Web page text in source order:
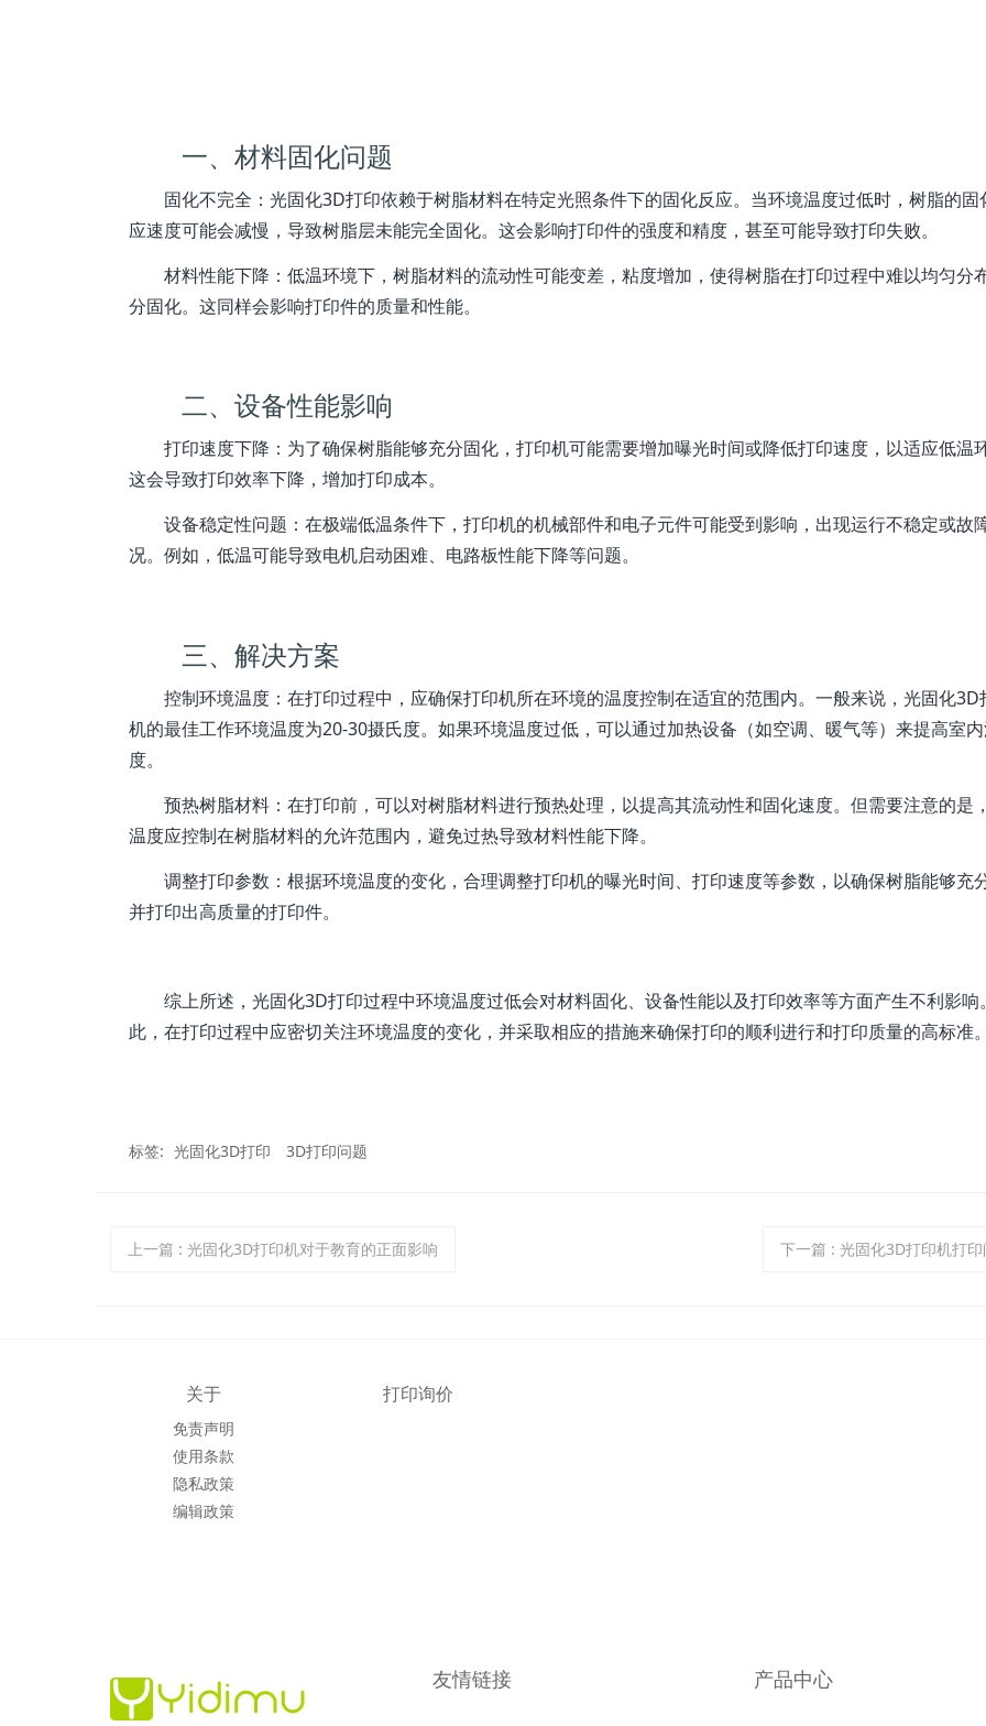
一、材料固化问题
固化不完全：光固化3D打印依赖于树脂材料在特定光照条件下的固化反应。当环境温度过低时，树脂的固
应速度可能会减慢，导致树脂层未能完全固化。这会影响打印件的强度和精度，甚至可能导致打印失败。
材料性能下降：低温环境下，树脂材料的流动性可能变差，粘度增加，使得树脂在打印过程中难以均匀分
分固化。这同样会影响打印件的质量和性能。
二、设备性能影响
打印速度下降：为了确保树脂能够充分固化，打印机可能需要增加曝光时间或降低打印速度，以适应低温
这会导致打印效率下降，增加打印成本。
设备稳定性问题：在极端低温条件下，打印机的机械部件和电子元件可能受到影响，出现运行不稳定或故
况。例如，低温可能导致电机启动困难、电路板性能下降等问题。
三、解决方案
控制环境温度：在打印过程中，应确保打印机所在环境的温度控制在适宜的范围内。一般来说，光固化3D
机的最佳工作环境温度为20-30摄氏度。如果环境温度过低，可以通过加热设备（如空调、暖气等）来提高室
度。
预热树脂材料：在打印前，可以对树脂材料进行预热处理，以提高其流动性和固化速度。但需要注意的是
温度应控制在树脂材料的允许范围内，避免过热导致材料性能下降。
调整打印参数：根据环境温度的变化，合理调整打印机的曝光时间、打印速度等参数，以确保树脂能够充
并打印出高质量的打印件。
综上所述，光固化3D打印过程中环境温度过低会对材料固化、设备性能以及打印效率等方面产生不利影响
此，在打印过程中应密切关注环境温度的变化，并采取相应的措施来确保打印的顺利进行和打印质量的高标准
标签: 光固化3D打印 3D打印问题
上一篇 : 光固化3D打印机对于教育的正面影响 下一篇 : 光固化3D打印机打
关于
免责声明
使用条款
隐私政策
编辑政策
打印询价
友情链接 产品中心